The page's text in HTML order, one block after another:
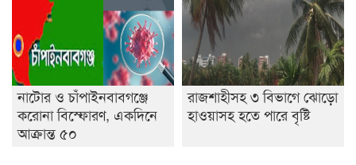
নাটোর ও চাঁপাইনবাবগঞ্জে
করোনা বিস্ফোরণ, একদিনে
আক্রান্ত ৫০
রাজশাহীসহ ৩ বিভাগে ঝোড়ো
হাওয়াসহ হতে পারে বৃষ্টি